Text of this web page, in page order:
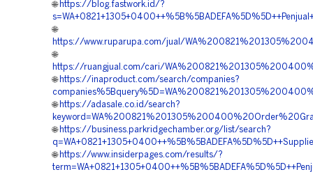
🌐 https://blog.fastwork.id/?
🌐
https://www.ruparupa.com/jual/
🌐
https://ruangjual.com/cari/
🌐 https://inaproduct.com/search/companies?
🌐 https://adasale.co.id/search?
🌐 https://business.parkridgechamber.org/list/search?
🌐 https://www.insiderpages.com/results/?